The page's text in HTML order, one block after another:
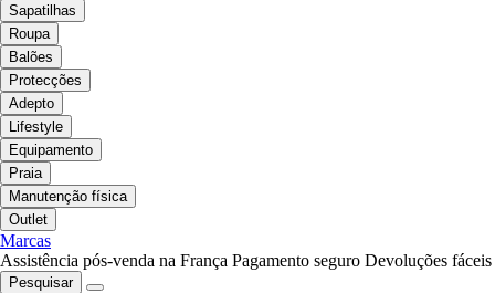
Sapatilhas
Roupa
Balões
Protecções
Adepto
Lifestyle
Equipamento
Praia
Manutenção física
Outlet
Marcas
Assistência pós-venda na França Pagamento seguro Devoluções fáceis
Pesquisar